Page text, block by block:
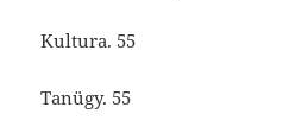
Kultura. 55
Tanügy. 55